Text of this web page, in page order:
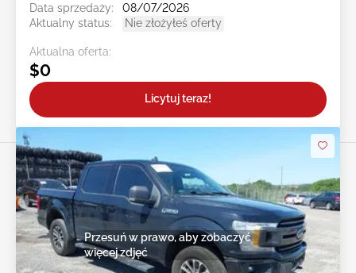
Data sprzedaży:
08/07/2026
Aktualny status:
Nie złożyłeś oferty
Aktualna oferta:
$0
Licytuj teraz!
Przesuń w prawo, aby zobaczyć
więcej zdjęć